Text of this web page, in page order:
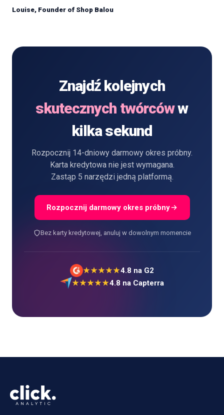
Louise, Founder of Shop Balou
Znajdź kolejnych
skutecznych twórcóww
kilka sekund
Rozpocznij 14-dniowy darmowy okres próbny.
Karta kredytowa nie jest wymagana.
Zastąp 5 narzędzi jedną platformą.
Rozpocznij darmowy okres próbny
Bez karty kredytowej, anuluj w dowolnym momencie
★★★★★4.8 na G2
★★★★★4.8 na Capterra